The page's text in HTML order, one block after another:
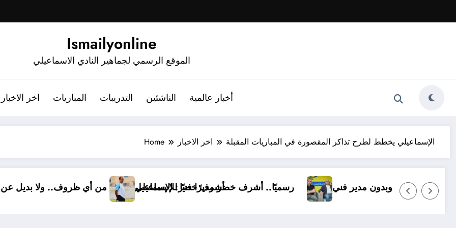
Ismailyonline
الموقع الرسمي لجماهير النادي الاسماعيلي
اخر الاخبار المباريات التدريبات الناشئين أخبار عالمية
Home اخر الاخبار الإسماعيلي يخطط لطرح تذاكر المقصورة في المباريات المقبلة
أشرف خضر: الإسماعيلي أقوى من أي
رسميًا.. أشرف خضر مديرًا فنيًا للإسماعيلي الإسماعيلي بـ14 ناشئًا وبدون مدير فني